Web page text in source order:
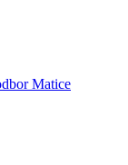
Matice